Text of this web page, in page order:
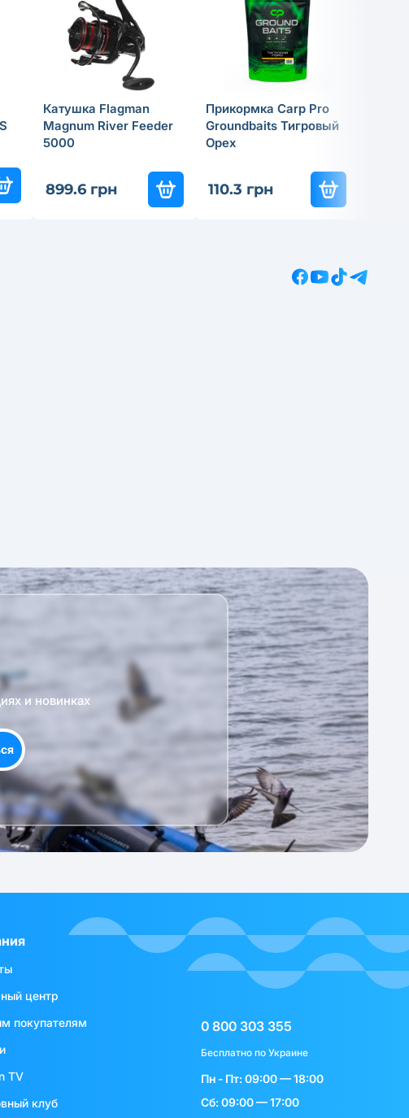
Катушка Flagman
Magnum River Feeder
5000
899.6 грн
Прикормка Carp Pro
Groundbaits Тигровый
Орех
110.3 грн
и новинках
центр
покупателям
TV
клуб
0 800 303 355
Бесплатно по Украине
Пн - Пт: 09:00 — 18:00
Сб: 09:00 — 17:00